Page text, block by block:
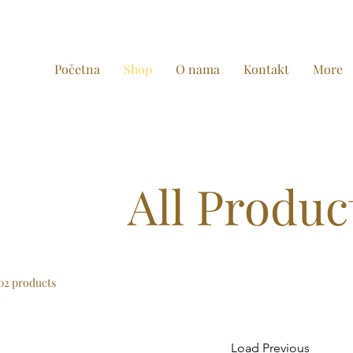
Početna Shop O nama Kontakt More
All
products
Load Previous